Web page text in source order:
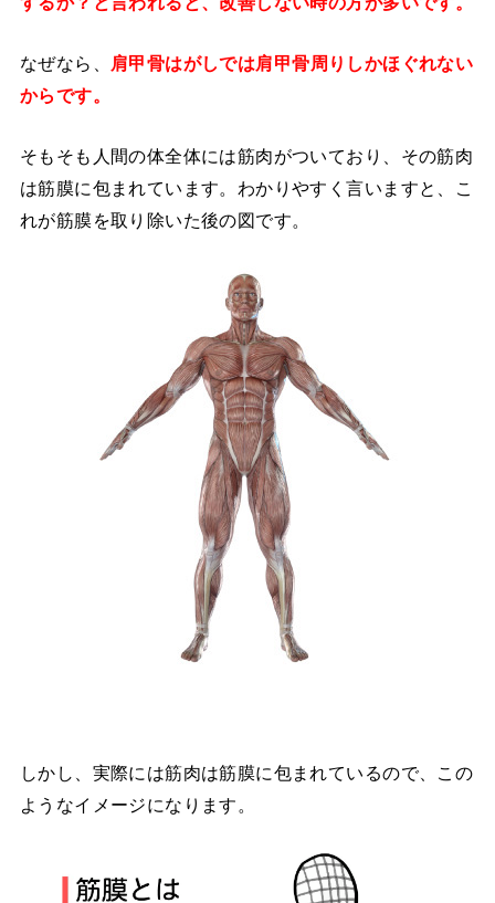
なぜなら、
肩甲骨はがしでは肩甲骨周りしかほぐれない
からです。
そもそも人間の体全体には筋肉がついており、その筋肉
は筋膜に包まれています。わかりやすく言いますと、こ
れが筋膜を取り除いた後の図です。
しかし、実際には筋肉は筋膜に包まれているので、この
ようなイメージになります。